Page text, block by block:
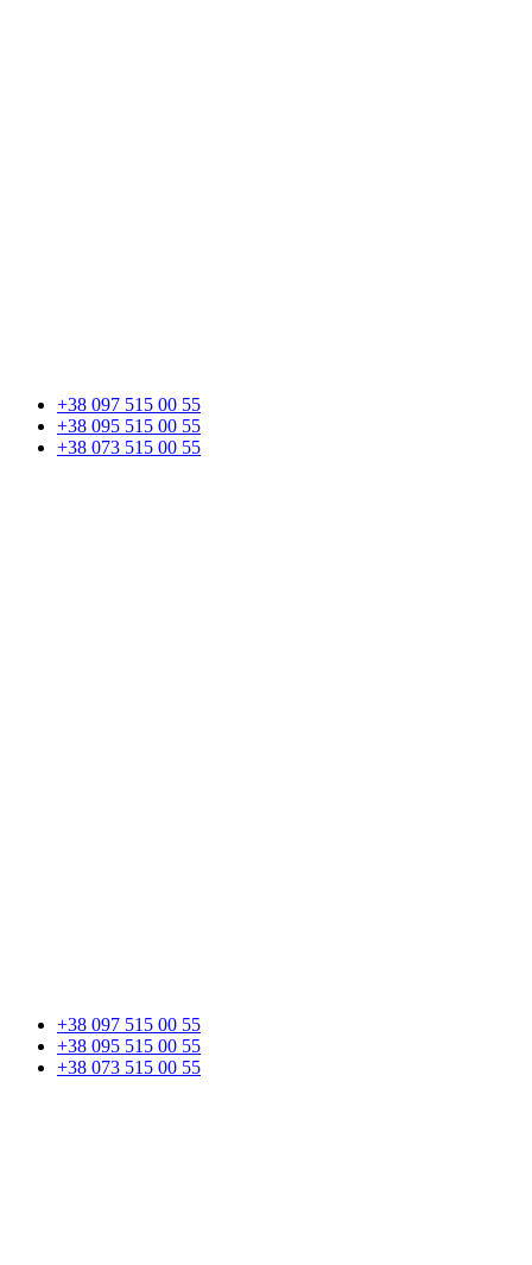
+38 097 515 00 55
+38 095 515 00 55
+38 073 515 00 55
+38 097 515 00 55
+38 095 515 00 55
+38 073 515 00 55